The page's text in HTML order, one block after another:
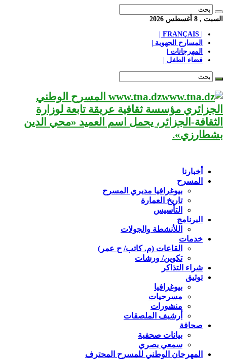
السبت , 8 أغسطس 2026
المسارح الجهوية |
المهرجانات |
فضاء الطفل |
www.tna.dz المسرح الوطني
الجزائري مؤسسة ثقافية عريقة تابعة لوزارة
الثقافة-الجزائر، يحمل اسم العميد «محي الدين
بشطارزي».
أخبارنا
المسرح
بيوغرافيا مديري المسرح
تاريخ العمارة
التأسيس
البرنامج
اللأنشطة والجولات
خدمات
القاعات (م. كاتب/ ح عمر)
تكوين/ ورشات
شراء التذاكر
توثيق
بيوغرافيا
مسرحيات
منشورات
أرشيف الملصقات
صحافة
بيانات صحفية
سمعي بصري
المهرجان الوطني للمسرح المحترف